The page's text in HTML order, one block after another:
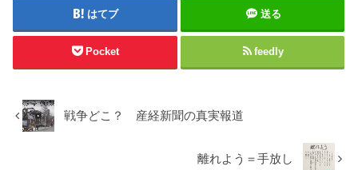
はてブ 送る
Pocket feedly
戦争どこ？ 産経新聞の真実報道
離れよう＝手放し